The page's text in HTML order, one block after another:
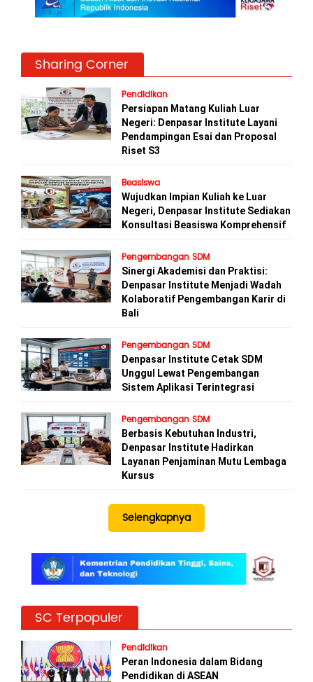
Sharing Corner
Pendidikan
Persiapan Matang Kuliah Luar
Negeri: Denpasar Institute Layani
Pendampingan Esai dan Proposal
Riset S3
Beasiswa
Wujudkan Impian Kuliah ke Luar
Negeri, Denpasar Institute Sediakan
Konsultasi Beasiswa Komprehensif
Pengembangan SDM
Sinergi Akademisi dan Praktisi:
Denpasar Institute Menjadi Wadah
Kolaboratif Pengembangan Karir di
Bali
Pengembangan SDM
Denpasar Institute Cetak SDM
Unggul Lewat Pengembangan
Sistem Aplikasi Terintegrasi
Pengembangan SDM
Berbasis Kebutuhan Industri,
Denpasar Institute Hadirkan
Layanan Penjaminan Mutu Lembaga
Kursus
Selengkapnya
SC Terpopuler
Pendidikan
Peran Indonesia dalam Bidang
Pendidikan di ASEAN